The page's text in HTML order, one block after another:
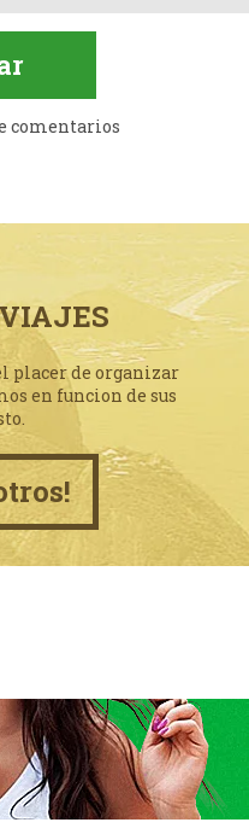
comentarios
placer de organizar
en funcion de sus